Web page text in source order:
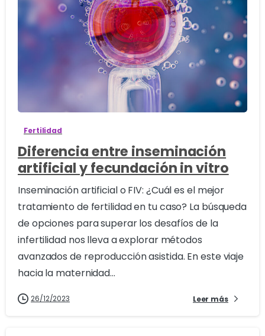
0
Fertilidad
Diferencia entre inseminación
artificial y fecundación in vitro
Inseminación artificial o FIV: ¿Cuál es el mejor
tratamiento de fertilidad en tu caso? La búsqueda
de opciones para superar los desafíos de la
infertilidad nos lleva a explorar métodos
avanzados de reproducción asistida. En este viaje
hacia la maternidad...
26/12/2023 Leer más